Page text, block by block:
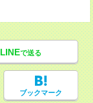
LINEで送る
ブックマーク